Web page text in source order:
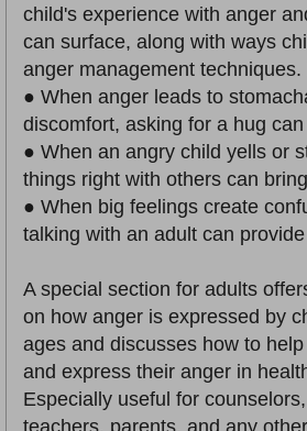
child's experience with anger
can surface, along with ways
anger management
● When anger leads to
discomfort, asking for a hug
● When an angry child yells or
things right with others can
● When big feelings create
talking with an adult can
A special section for adults
on how anger is expressed by
ages and discusses how to
and express their anger in
Especially useful for